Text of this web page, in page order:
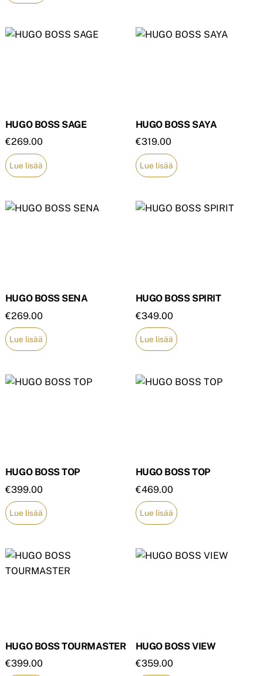
HUGO BOSS SAGE
€269.00
Lue lisää
HUGO BOSS SAYA
€319.00
Lue lisää
HUGO BOSS SENA
€269.00
Lue lisää
HUGO BOSS SPIRIT
€349.00
Lue lisää
HUGO BOSS TOP
€399.00
Lue lisää
HUGO BOSS TOP
€469.00
Lue lisää
HUGO BOSS TOURMASTER
€399.00
HUGO BOSS VIEW
€359.00